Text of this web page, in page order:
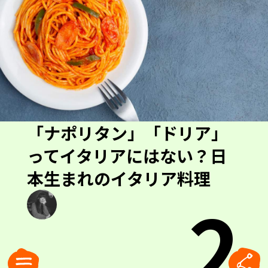
「ナポリタン」「ドリア」
ってイタリアにはない？日
本生まれのイタリア料理